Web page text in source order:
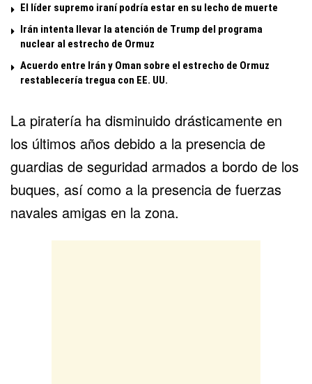
El líder supremo iraní podría estar en su lecho de muerte
Irán intenta llevar la atención de Trump del programa
nuclear al estrecho de Ormuz
Acuerdo entre Irán y Oman sobre el estrecho de Ormuz
restablecería tregua con EE. UU.
La piratería ha disminuido drásticamente en
los últimos años debido a la presencia de
guardias de seguridad armados a bordo de los
buques, así como a la presencia de fuerzas
navales amigas en la zona.